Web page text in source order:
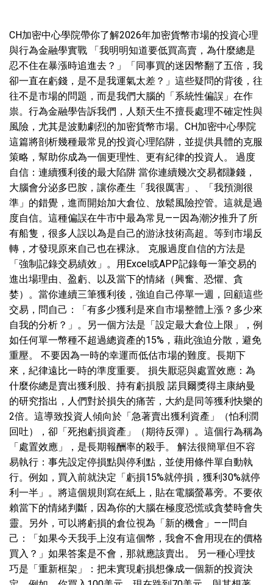
CH加密中心學院帶你了解2026年加密貨幣市場的投資心理
與行為金融學實戰 「我明明知道要低買高賣，為什麼總是
忍不住在暴漲時追進去？」「同事買的迷因幣翻了五倍，我
卻一直在虧錢，是不是我運氣太差？」這些疑問的背後，往
往不是市場的問題，而是我們大腦的「系統性偏誤」在作
祟。行為金融學告訴我們，人類天生不擅長處理不確定性與
風險，尤其是波動劇烈的加密貨幣市場。CH加密中心學院
這篇將剖析幾種最常見的投資心理陷阱，並提供具體的克服
策略，幫助你成為一個更理性、更有紀律的投資人。 過度
自信：連續獲利後的最大陷阱 當你連續幾次交易都賺錢，
大腦會分泌多巴胺，讓你產生「我很厲害」、「我預測很
準」的錯覺，進而開始加大倉位、放鬆風險控管。這就是過
度自信。這種偏誤在牛市中最為常見——因為潮汐推升了所
有船隻，很多人誤以為是自己的游泳技術高超。等到市場反
轉，才發現原來自己也在裸泳。 克服過度自信的方法是
「強制記錄交易績效」。用Excel或APP記錄每一筆交易的
進出場理由、盈虧、以及當下的情緒（興奮、恐懼、貪
婪）。當你連續三筆獲利後，強迫自己停單一週，回顧這些
交易，問自己：「有多少獲利是來自市場整體上漲？多少來
自我的分析？」。另一個方法是「設定最大倉位上限」，例
如任何單一幣種不超過總資產的15%，藉此強迫分散，避免
重壓。 不要因為一時的幸運而低估市場的難度。長期下
來，紀律遠比一時的準度重要。 損失厭惡與處置效應：為
什麼你總是賣出獲利股、持有虧損股 諾貝爾獎得主康納曼
的研究指出，人們對於損失的痛苦，大約是同等獲利快樂的
2倍。這導致投資人傾向於「急著賣出獲利資產」（怕利潤
回吐），卻「死抱虧損資產」（期待反彈）。這個行為稱為
「處置效應」，是長期報酬率的殺手。 解法很簡單但不容
易執行：事先設定停損點與停利點，並使用條件單自動執
行。例如，買入前就決定「虧損15%就停損，獲利30%就停
利一半」。將這個規則寫在紙上，貼在電腦螢幕旁。不要依
賴當下的情緒判斷，因為你的大腦在極度恐慌或貪婪時會失
靈。另外，可以將虧損的倉位視為「新的機會」——問自
己：「如果今天我手上沒有這個幣，我會不會用現在的價格
買入？」如果答案是不會，那就應該賣出。 另一種心理技
巧是「重新框架」：把未實現虧損想像成一個新的投資決